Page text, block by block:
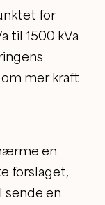
for
til 1500 kVa
mer kraft
en
forslaget,
sende en